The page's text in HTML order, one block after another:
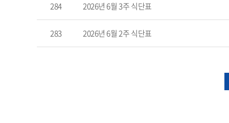
284 2026년 6월 3주 식단표
283 2026년 6월 2주 식단표